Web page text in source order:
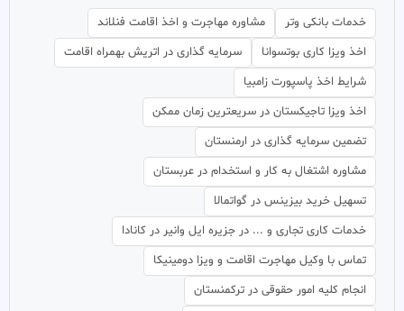
خدمات بانکی وتر
مشاوره مهاجرت و اخذ اقامت فنلاند
اخذ ویزا کاری بوتسوانا
سرمایه گذاری در اتریش بهمراه اقامت
شرایط اخذ پاسپورت زامبیا
اخذ ویزا تاجیکستان در سریعترین زمان ممکن
تضمین سرمایه گذاری در ارمنستان
مشاوره اشتغال به کار و استخدام در عربستان
تسهیل خرید بیزینس در گواتمالا
خدمات کاری تجاری و ... در جزیره ایل وانیر در کانادا
تماس با وکیل مهاجرت اقامت و ویزا دومینیکا
انجام کلیه امور حقوقی در ترکمنستان